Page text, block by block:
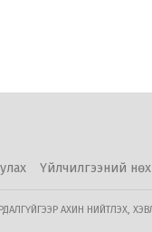
Үйлчилгээний
АХИН НИЙТЛЭХ,